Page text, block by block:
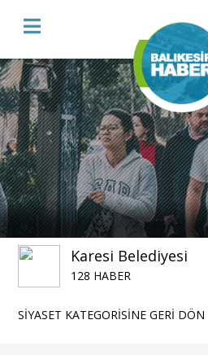
Karesi Belediyesi
128 HABER
SİYASET KATEGORİSİNE GERİ DÖN